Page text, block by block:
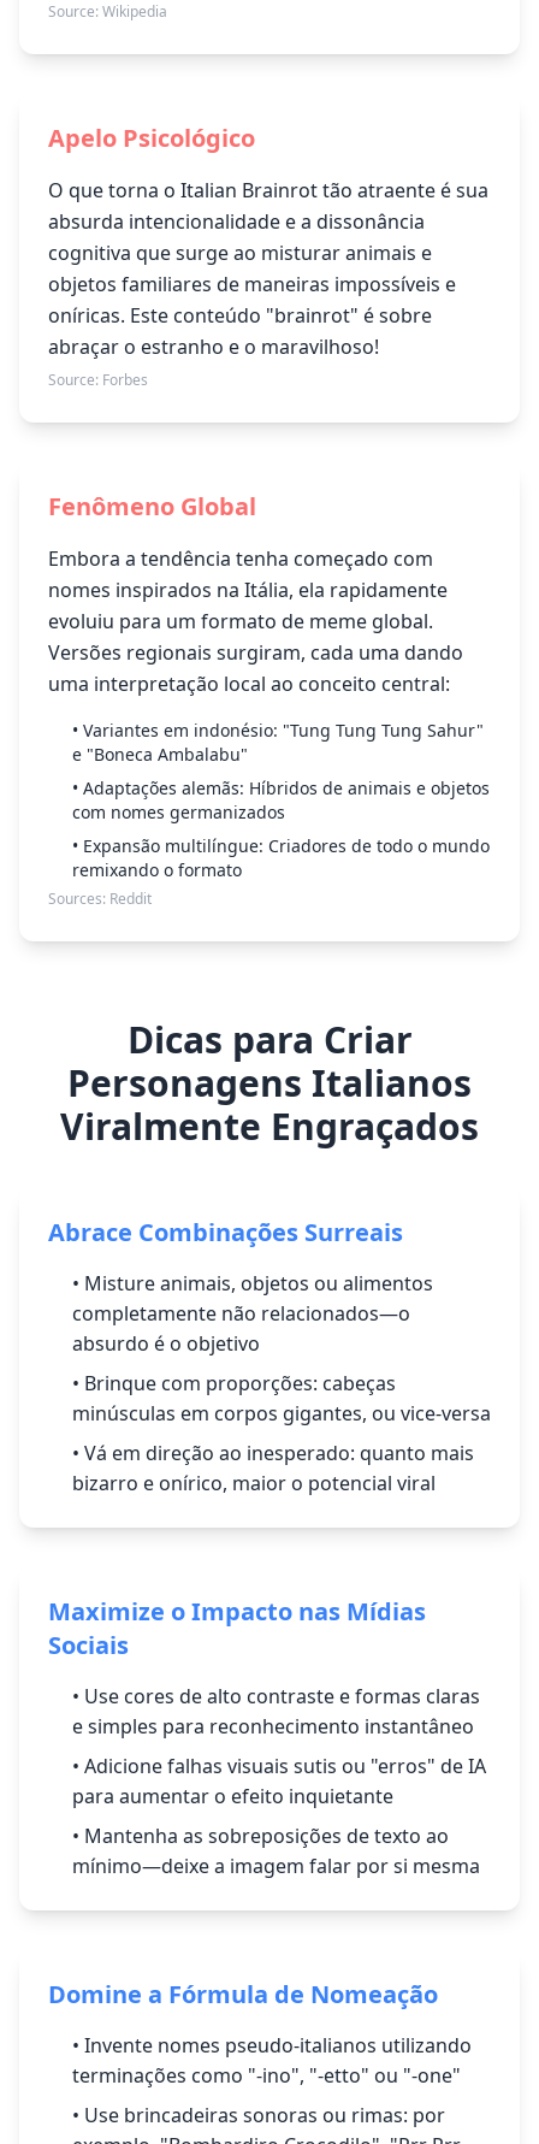
Source: Wikipedia
Apelo Psicológico
O que torna o Italian Brainrot tão atraente é sua
absurda intencionalidade e a dissonância
cognitiva que surge ao misturar animais e
objetos familiares de maneiras impossíveis e
oníricas. Este conteúdo "brainrot" é sobre
abraçar o estranho e o maravilhoso!
Source: Forbes
Fenômeno Global
Embora a tendência tenha começado com
nomes inspirados na Itália, ela rapidamente
evoluiu para um formato de meme global.
Versões regionais surgiram, cada uma dando
uma interpretação local ao conceito central:
• Variantes em indonésio: "Tung Tung Tung Sahur"
e "Boneca Ambalabu"
• Adaptações alemãs: Híbridos de animais e objetos
com nomes germanizados
• Expansão multilíngue: Criadores de todo o mundo
remixando o formato
Sources: Reddit
Dicas para Criar
Personagens Italianos
Viralmente Engraçados
Abrace Combinações Surreais
• Misture animais, objetos ou alimentos
completamente não relacionados—o
absurdo é o objetivo
• Brinque com proporções: cabeças
minúsculas em corpos gigantes, ou vice-versa
• Vá em direção ao inesperado: quanto mais
bizarro e onírico, maior o potencial viral
Maximize o Impacto nas Mídias
Sociais
• Use cores de alto contraste e formas claras
e simples para reconhecimento instantâneo
• Adicione falhas visuais sutis ou "erros" de IA
para aumentar o efeito inquietante
• Mantenha as sobreposições de texto ao
mínimo—deixe a imagem falar por si mesma
Domine a Fórmula de Nomeação
• Invente nomes pseudo-italianos utilizando
terminações como "-ino", "-etto" ou "-one"
• Use brincadeiras sonoras ou rimas: por